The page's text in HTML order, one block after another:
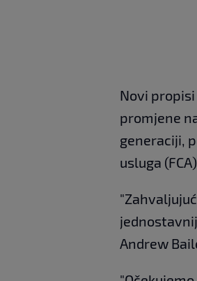
Novi
promjene
generaciji,
usluga
Andrew